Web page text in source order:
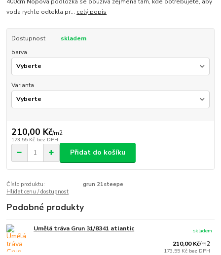
voda rychle odtekla pr... celý popis
Dostupnost
skladem
barva
Varianta
210,00 Kč/m2
173,55 Kč bez DPH
Přidat do košíku
Číslo produktu:
grun 21steepe
Hlídat cenu / dostupnost
Podobné produkty
Umělá tráva Grun 31/8341 atlantic
210,00 Kč/m2
173,55 Kč bez DPH
skladem